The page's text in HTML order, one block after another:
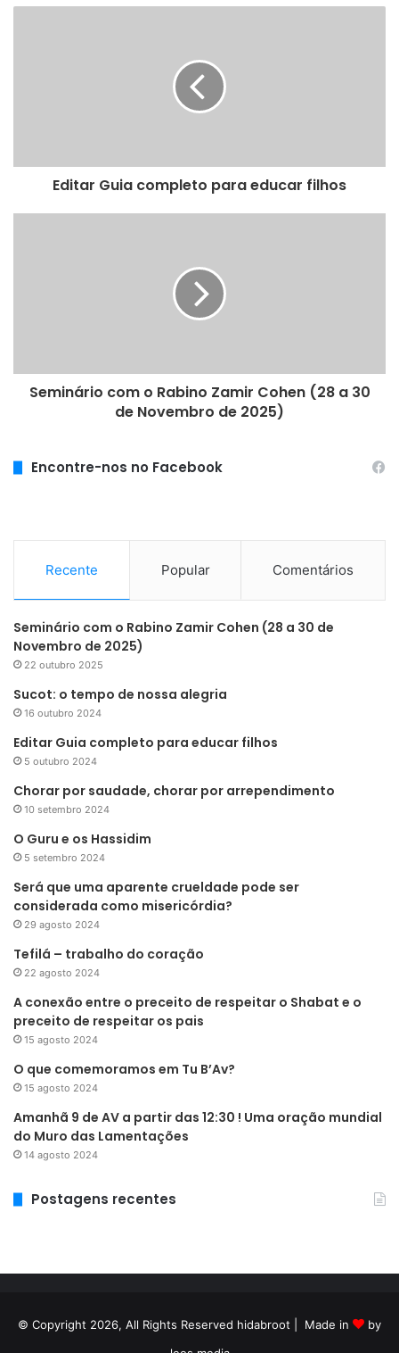
Editar Guia completo para educar filhos
Seminário com o Rabino Zamir Cohen (28 a 30
de Novembro de 2025)
Encontre-nos no Facebook
Recente Popular Comentários
Seminário com o Rabino Zamir Cohen (28 a 30 de
Novembro de 2025)
22 outubro 2025
Sucot: o tempo de nossa alegria
16 outubro 2024
Editar Guia completo para educar filhos
5 outubro 2024
Chorar por saudade, chorar por arrependimento
10 setembro 2024
O Guru e os Hassidim
5 setembro 2024
Será que uma aparente crueldade pode ser
considerada como misericórdia?
29 agosto 2024
Tefilá – trabalho do coração
22 agosto 2024
A conexão entre o preceito de respeitar o Shabat e o
preceito de respeitar os pais
15 agosto 2024
O que comemoramos em Tu B’Av?
15 agosto 2024
Amanhã 9 de AV a partir das 12:30 ! Uma oração mundial
do Muro das Lamentações
14 agosto 2024
Postagens recentes
© Copyright 2026, All Rights Reserved hidabroot | Made in
by